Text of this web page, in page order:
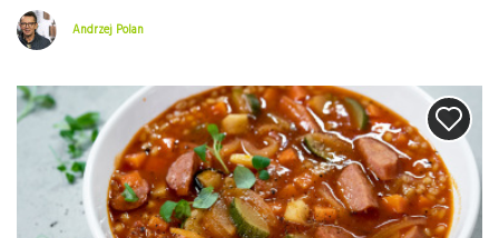
Andrzej Polan